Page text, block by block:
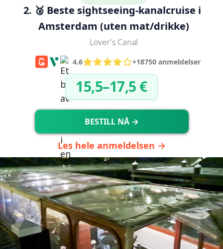
2. 🥈 Beste sightseeing-kanalcruise i
Amsterdam (uten mat/drikke)
Lover's Canal
4.6 +18750 anmeldelser
15,5–17,5 €
BESTILL NÅ →
Les hele anmeldelsen →